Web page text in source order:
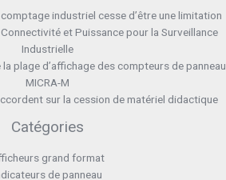
industriel cesse d’être une limitation
et Puissance pour la Surveillance
Industrielle
plage d’affichage des compteurs de panneau
MICRA-M
sur la cession de matériel didactique
Catégories
grand format
de panneau